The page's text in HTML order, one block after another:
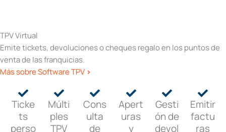
TPV Virtual
Emite tickets, devoluciones o cheques regalo en los puntos de
venta de las franquicias.
Más sobre Software TPV >
Ticke
ts
perso
Múlti
ples
TPV
Cons
ulta
de
Apert
uras
y
Gesti
ón de
devol
Emitir
factu
ras